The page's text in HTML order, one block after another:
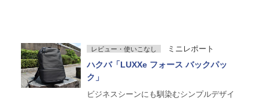
レビュー・使いこなし ミニレポート
ハクバ「LUXXe フォース バックパッ
ク」
ビジネスシーンにも馴染むシンプルデザイ